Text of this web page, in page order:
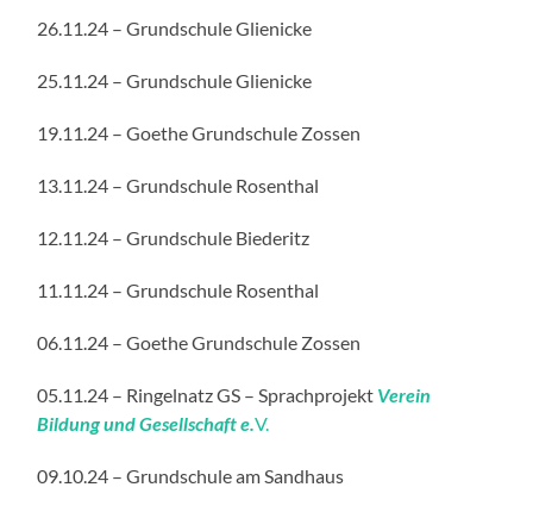
26.11.24 – Grundschule Glienicke
25.11.24 – Grundschule Glienicke
19.11.24 – Goethe Grundschule Zossen
13.11.24 – Grundschule Rosenthal
12.11.24 – Grundschule Biederitz
11.11.24 – Grundschule Rosenthal
06.11.24 – Goethe Grundschule Zossen
05.11.24 – Ringelnatz GS – Sprachprojekt Verein
Bildung und Gesellschaft e.V.
09.10.24 – Grundschule am Sandhaus